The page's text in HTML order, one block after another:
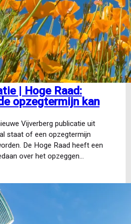
| Hoge Raad:
opzegtermijn kan
Vijverberg publicatie uit
staat of een opzegtermijn
De Hoge Raad heeft een
over het opzeggen…